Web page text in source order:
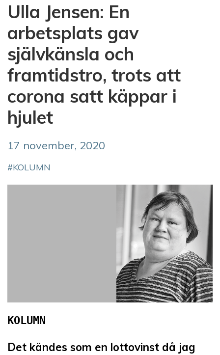
Ulla Jensen: En
arbetsplats gav
självkänsla och
framtidstro, trots att
corona satt käppar i
hjulet
17 november, 2020
KOLUMN
Det kändes som en lottovinst då jag